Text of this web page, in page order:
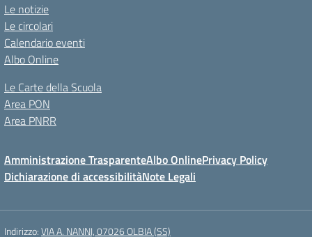
Le notizie
Le circolari
Calendario eventi
Albo Online
Le Carte della Scuola
Area PON
Area PNRR
Amministrazione TrasparenteAlbo OnlinePrivacy Policy
Dichiarazione di accessibilitàNote Legali
Indirizzo:VIA A. NANNI, 07026 OLBIA (SS)